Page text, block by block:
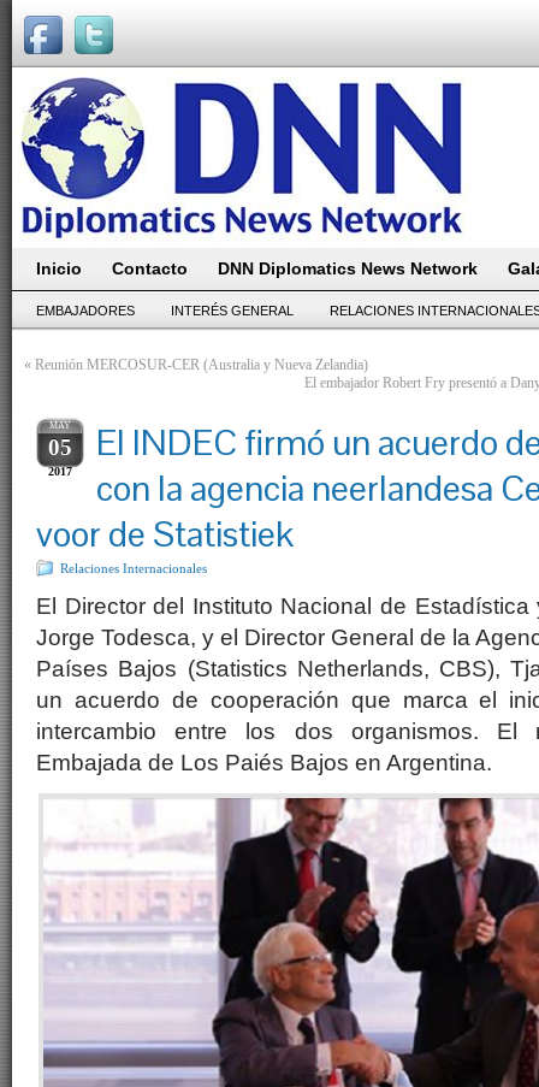
Inicio Contacto DNN Diplomatics News Network
EMBAJADORES INTERÉS GENERAL RELACIONES
« Reunión MERCOSUR-CER (Australia y Nueva Zelandia)
El embajador Robert Fry presentó a
MAY
05
2017
El INDEC firmó un acuerdo
con la agencia neerlandesa
voor de Statistiek
Relaciones Internacionales
El Director del Instituto Nacional de
Jorge Todesca, y el Director General de la
Países Bajos (Statistics Netherlands, CBS),
un acuerdo de cooperación que marca el
intercambio entre los dos organismos.
Embajada de Los Paiés Bajos en Argentina.